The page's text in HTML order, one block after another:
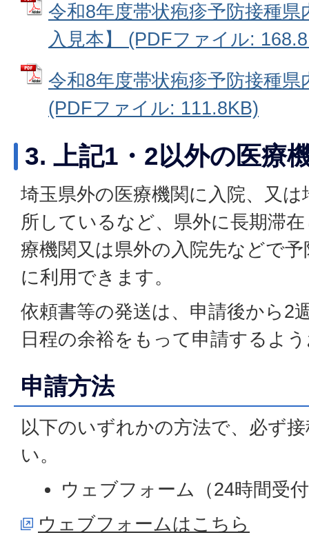
令和8年度帯状疱疹予防接種
入見本】 (PDFファイル:
令和8年度帯状疱疹予防接種県
(PDFファイル: 111.8KB)
3. 上記1・2以外の医療
埼玉県外の医療機関に入院、又
所しているなど、県外に長期滞
療機関又は県外の入院先などで
に利用できます。
依頼書等の発送は、申請後から2
日程の余裕をもって申請するよ
申請方法
以下のいずれかの方法で、必ず
い。
ウェブフォーム（24時間受
ウェブフォームはこちら